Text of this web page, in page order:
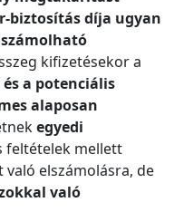
biztosítás díja ugyan
kifizetésekor a
a potenciális
alaposan
egyedi
feltételek mellett
elszámolásra, de
való